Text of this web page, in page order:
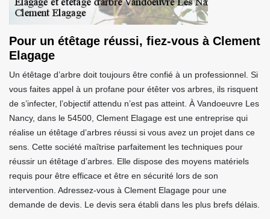
Pour un étêtage réussi, fiez-vous à Clement
Elagage
Un étêtage d’arbre doit toujours être confié à un professionnel. Si
vous faites appel à un profane pour étêter vos arbres, ils risquent
de s’infecter, l’objectif attendu n’est pas atteint. À Vandoeuvre Les
Nancy, dans le 54500, Clement Elagage est une entreprise qui
réalise un étêtage d’arbres réussi si vous avez un projet dans ce
sens. Cette société maîtrise parfaitement les techniques pour
réussir un étêtage d’arbres. Elle dispose des moyens matériels
requis pour être efficace et être en sécurité lors de son
intervention. Adressez-vous à Clement Elagage pour une
demande de devis. Le devis sera établi dans les plus brefs délais.